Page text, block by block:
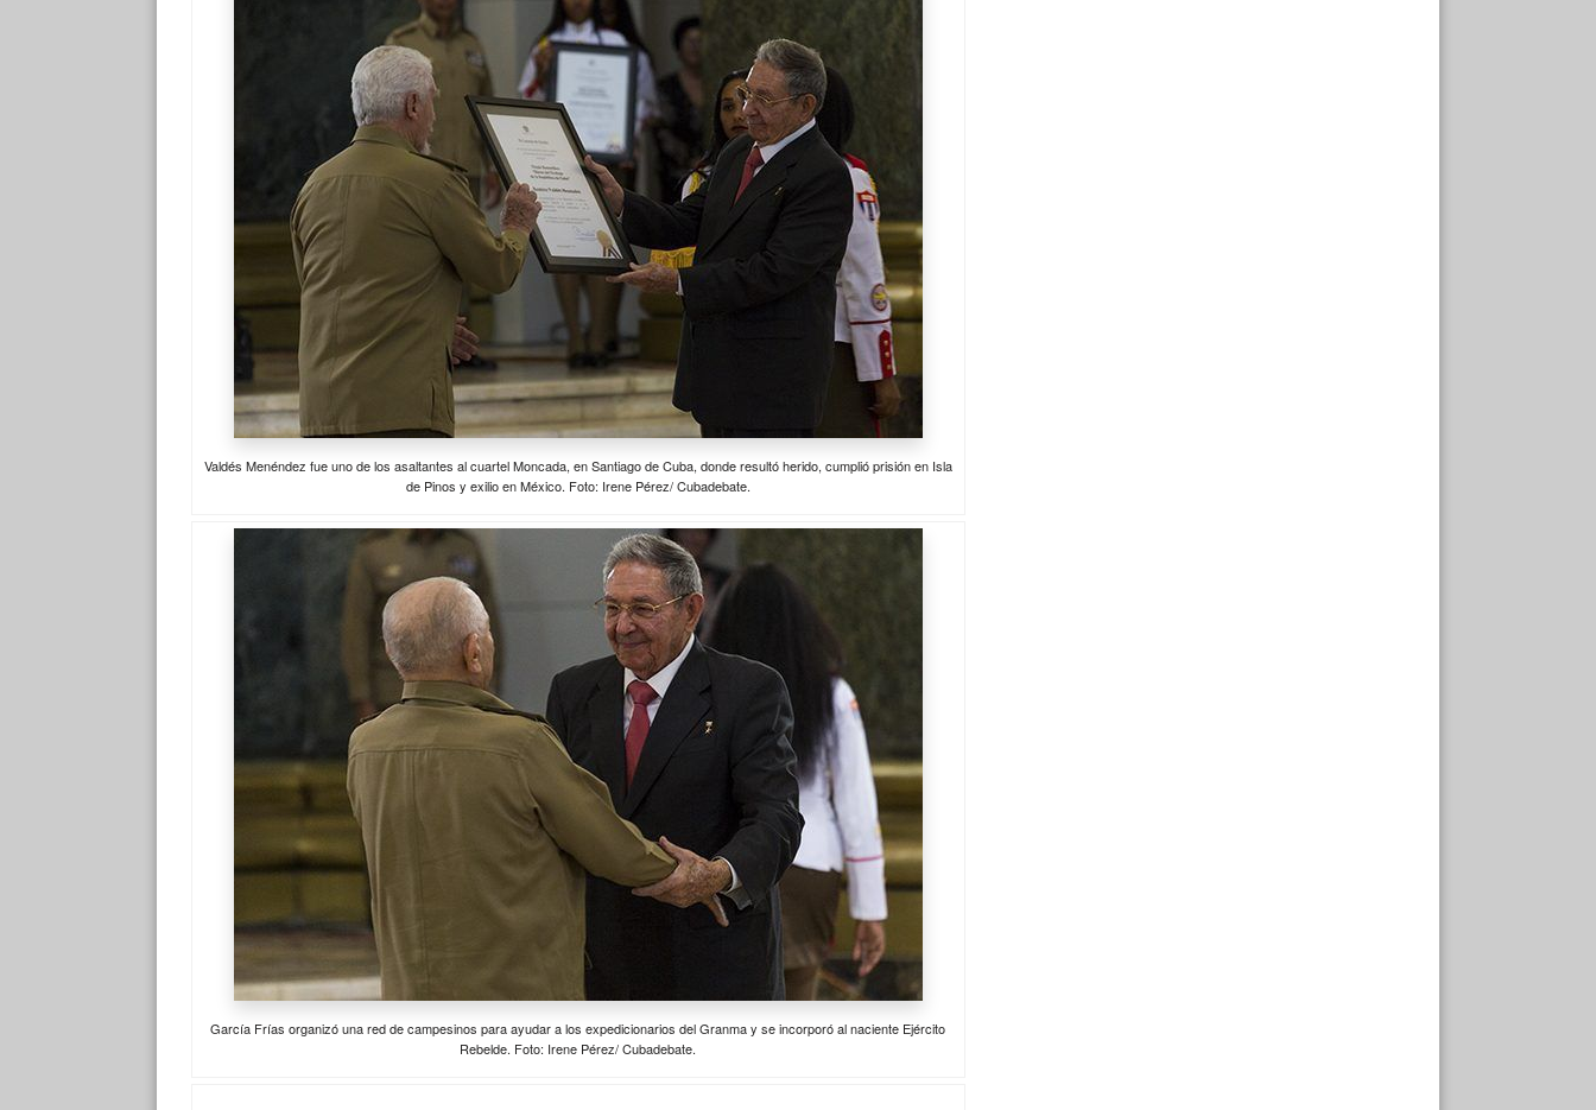
Valdés Menéndez fue uno de los asaltantes al cuartel Moncada, en Santiago de Cuba, donde resultó herido, cumplió prisión en Isla
de Pinos y exilio en México. Foto: Irene Pérez/ Cubadebate.
García Frías organizó una red de campesinos para ayudar a los expedicionarios del Granma y se incorporó al naciente Ejército
Rebelde. Foto: Irene Pérez/ Cubadebate.